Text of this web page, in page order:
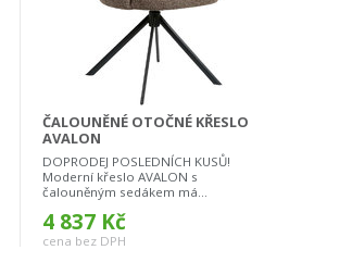
ČALOUNĚNÉ OTOČNÉ KŘESLO
AVALON
DOPRODEJ POSLEDNÍCH KUSŮ!
Moderní křeslo AVALON s
čalouněným sedákem má...
4 837 Kč
cena bez DPH